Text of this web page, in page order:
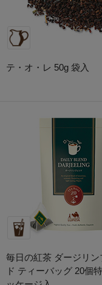
テ・オ・レ 50g 袋入
毎日の紅茶 ダージリン
ド ティーバッグ 20個